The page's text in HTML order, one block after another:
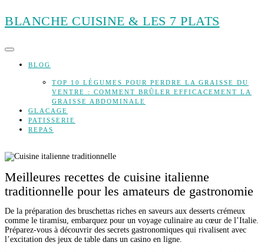
Skip
to
BLANCHE CUISINE & LES 7 PLATS
BLOG
TOP 10 LÉGUMES POUR PERDRE LA GRAISSE DU
VENTRE : COMMENT BRÛLER EFFICACEMENT LA
GRAISSE ABDOMINALE
GLACAGE
PATISSERIE
REPAS
Meilleures recettes de cuisine italienne
traditionnelle pour les amateurs de gastronomie
De la préparation des bruschettas riches en saveurs aux desserts crémeux
comme le tiramisu, embarquez pour un voyage culinaire au cœur de l’Italie.
Préparez-vous à découvrir des secrets gastronomiques qui rivalisent avec
l’excitation des jeux de table dans un casino en ligne.